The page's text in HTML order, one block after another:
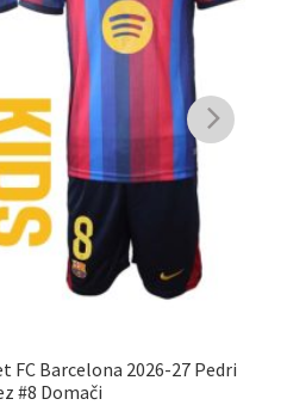
Barcelona 2026-27 Pedri
#8 Domači